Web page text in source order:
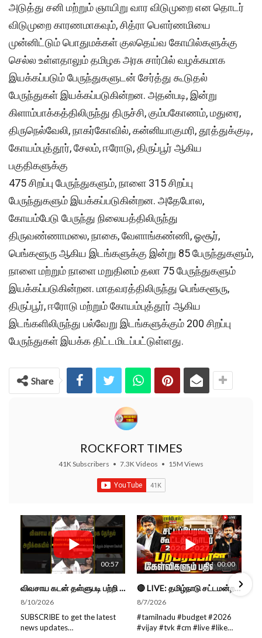
அடுத்து சனி மற்றும் ஞாயிறு வார விடுமுறை என தொடர்
விடுமுறை காரணமாகவும், சித்ரா பௌர்ணமியை
முன்னிட்டும் பொதுமக்கள் குலதெய்வ கோயில்களுக்கு
செல்ல உள்ளதாலும் தமிழக அரசு சார்பில் வழக்கமாக
இயக்கப்படும் பேருந்துகளுடன் சேர்த்து கூடுதல்
பேருந்துகள் இயக்கப்படுகின்றன. அதன்படி, இன்று
கிளாம்பாக்கத்திலிருந்து திருச்சி, கும்பகோணம், மதுரை,
திருநெல்வேலி, நாகர்கோவில், கன்னியாகுமரி, தூத்துக்குடி,
கோயம்புத்தூர், சேலம், ஈரோடு, திருப்பூர் ஆகிய
பகுதிகளுக்கு
475 சிறப்பு பேருந்துகளும், நாளை 315 சிறப்பு
பேருந்துகளும் இயக்கப்படுகின்றன. அதேபோல,
கோயம்பேடு பேருந்து நிலையத்திலிருந்து
திருவண்ணாமலை, நாகை, வேளாங்கண்ணி, ஓசூர்,
பெங்களூரு ஆகிய இடங்களுக்கு இன்று 85 பேருந்துகளும்,
நாளை மற்றும் நாளை மறுதினம் தலா 75 பேருந்துகளும்
இயக்கப்படுகின்றன. மாதவரத்திலிருந்து பெங்களூரு,
திருப்பூர், ஈரோடு மற்றும் கோயம்புத்தூர் ஆகிய
இடங்களிலிருந்து பல்வேறு இடங்களுக்கும் 200 சிறப்பு
பேருந்துகள் இயக்க திட்டமிடப்பட்டுள்ளது.
Share
ROCKFORT TIMES
41K Subscribers • 7.3K Videos • 15M Views
00:57
விவசாய கடன் தள்ளுபடி பற்றி திமுக தேர்தல் அறிக்கையில் இல்லையே ஏன்? அமைச்சர் ஆதவ் அர்ஜுனா...
8/10/2026
SUBSCRIBE to get the latest
news updates
00:00
🔴 LIVE: தமிழ்நாடு சட்டமன்றப் பேரவை கூட்டத்தொடர் - நிதிநிலை அறிக்கை மீது விவாதம் #live #budget #video
8/7/2026
#tamilnadu #budget #2026
#vijay #tvk #cm #live #like